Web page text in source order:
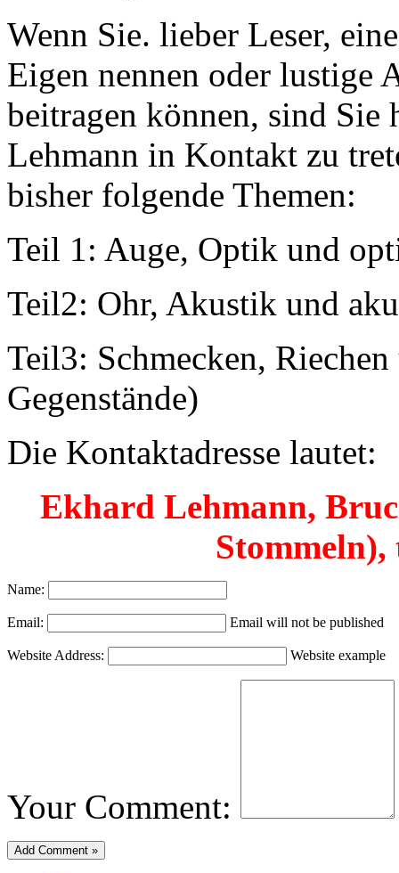
Wenn Sie. lieber Leser,
Eigen nennen oder lustige
beitragen können, sind
Lehmann in Kontakt zu
bisher folgende Themen:
Teil 1: Auge, Optik und
Teil2: Ohr, Akustik und
Teil3: Schmecken,
Gegenstände)
Die Kontaktadresse lautet:
Ekhard Lehmann,
Stommeln),
Name:
Email: Email will not be published
Website Address: Website example
Your Comment: